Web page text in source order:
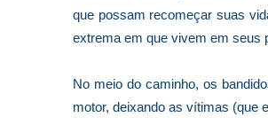
que possam recomeçar suas
extrema em que vivem em seus
No meio do caminho, os
motor, deixando as vítimas (que